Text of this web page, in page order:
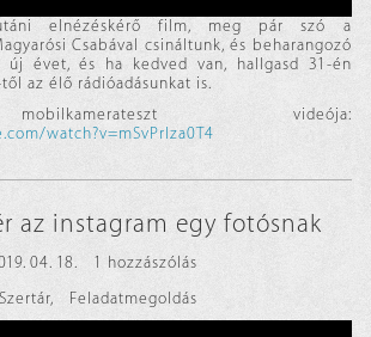
elnézéskérő film, meg pár szó a
Csabával csináltunk, és beharangozó
évet, és ha kedved van, hallgasd 31-én
az élő rádióadásunkat is.
videója:
watch?v=mSvPrIza0T4
az instagram egy fotósnak
04. 18.
1 hozzászólás
Szertár, Feladatmegoldás